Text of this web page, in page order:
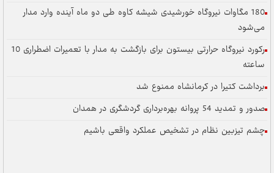
180 مگاوات نیروگاه خورشیدی شیشه کاوه طی دو ماه آینده وارد مدار
می‌شود
رکورد نیروگاه حرارتی بیستون برای بازگشت به مدار با تعمیرات اضطراری 10
ساعته
برداشت کتیرا در کرمانشاه ممنوع شد
صدور و تمدید 54 پروانه بهره‌برداری گردشگری در همدان
چشم تیزبین نظام در تشخیص عملکرد واقعی باشیم